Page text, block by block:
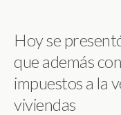
Hoy se
que además
impuestos a la
viviendas